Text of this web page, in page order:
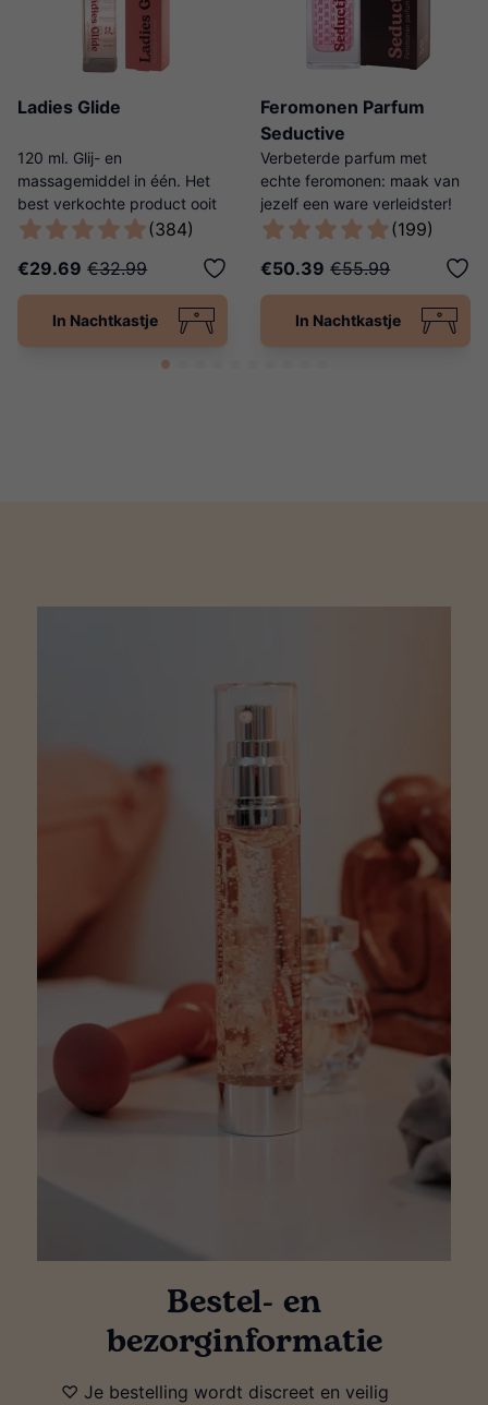
Ladies Glide
120 ml. Glij- en
massagemiddel in één. Het
best verkochte product ooit
van Ladies Night! (384)
€29.69 €32.99
In Nachtkastje
Feromonen Parfum
Seductive
Verbeterde parfum met
echte feromonen: maak van
jezelf een ware verleidster!
(199)
€50.39 €55.99
In Nachtkastje
Bestel- en
bezorginformatie
♡ Je bestelling wordt discreet en veilig